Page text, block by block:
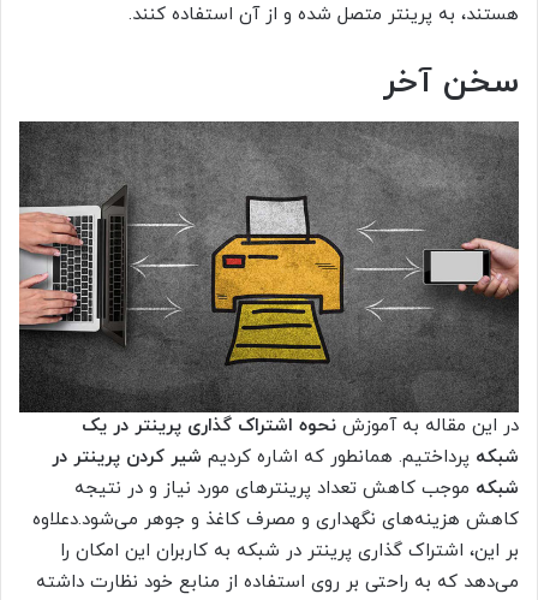
هستند، به پرینتر متصل شده و از آن استفاده کنند.
سخن آخر
در این مقاله به آموزش نحوه اشتراک گذاری پرینتر در یک
شبکه پرداختیم. همانطور که اشاره کردیم شیر کردن پرینتر در
شبکه موجب کاهش تعداد پرینترهای مورد نیاز و در نتیجه
کاهش هزینه‌های نگهداری و مصرف کاغذ و جوهر می‌شود.دعلاوه
بر این، اشتراک گذاری پرینتر در شبکه به کاربران این امکان را
می‌دهد که به راحتی بر روی استفاده از منابع خود نظارت داشته